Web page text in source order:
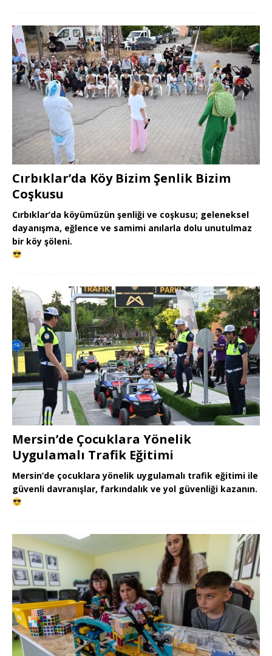
Cırbıklar’da Köy Bizim Şenlik Bizim
Coşkusu
Cırbıklar’da köyümüzün şenliği ve coşkusu; geleneksel
dayanışma, eğlence ve samimi anılarla dolu unutulmaz
bir köy şöleni.
Mersin’de Çocuklara Yönelik
Uygulamalı Trafik Eğitimi
Mersin’de çocuklara yönelik uygulamalı trafik eğitimi ile
güvenli davranışlar, farkındalık ve yol güvenliği kazanın.